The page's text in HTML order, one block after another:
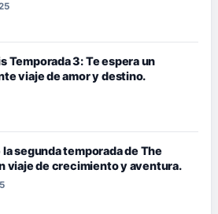
Temporada 3: Te espera un
viaje de amor y destino.
la segunda temporada de The
viaje de crecimiento y aventura.